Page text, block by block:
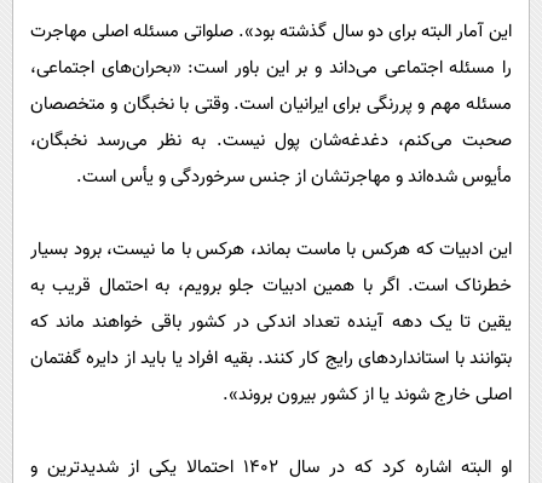
این آمار البته برای دو سال گذشته بود». صلواتی مسئله اصلی مهاجرت
را مسئله اجتماعی می‌داند و بر این باور است: «بحران‌های اجتماعی،
مسئله مهم و پررنگی برای ایرانیان است. وقتی با نخبگان و متخصصان
صحبت می‌کنم، دغدغه‌شان پول نیست. به نظر می‌رسد نخبگان،
مأیوس شده‌اند و مهاجرتشان از جنس سرخوردگی و یأس است.
این ادبیات که هرکس با ماست بماند، هرکس با ما نیست، برود بسیار
خطرناک است. اگر با همین ادبیات جلو برویم، به احتمال قریب به
یقین تا یک دهه آینده تعداد اندکی در کشور باقی خواهند ماند که
بتوانند با استاندارد‌های رایج کار کنند. بقیه افراد یا باید از دایره گفتمان
اصلی خارج شوند یا از کشور بیرون بروند».
او البته اشاره کرد که در سال ۱۴۰۲ احتمالا یکی از شدیدترین و